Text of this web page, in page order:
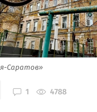
Саратов»
1 4788